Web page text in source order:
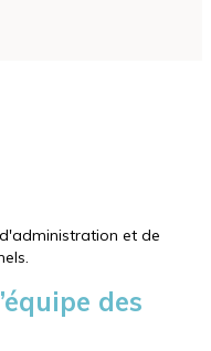
et de
des